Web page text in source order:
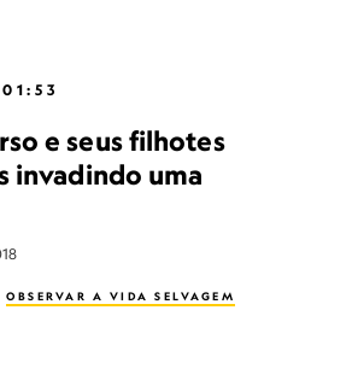
01:53
e seus filhotes
invadindo uma
OBSERVAR A VIDA SELVAGEM